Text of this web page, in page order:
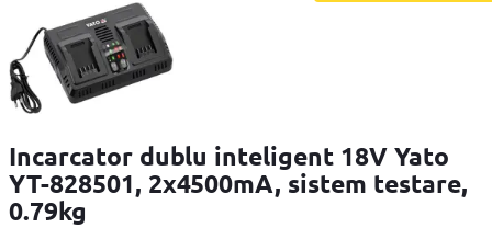
Incarcator dublu inteligent 18V Yato
YT-828501, 2x4500mA, sistem testare,
0.79kg